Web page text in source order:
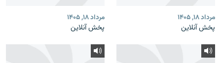
مرداد ۱۸, ۱۴۰۵
پخش آنلاین
مرداد ۱۸, ۱۴۰۵
پخش آنلاین